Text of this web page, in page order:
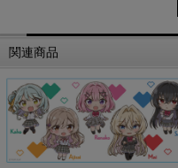
関連商品